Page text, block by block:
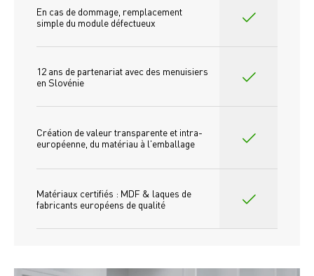
En cas de dommage, remplacement
simple du module défectueux
12 ans de partenariat avec des menuisiers
en Slovénie
Création de valeur transparente et intra-
européenne, du matériau à l'emballage
Matériaux certifiés : MDF & laques de
fabricants européens de qualité